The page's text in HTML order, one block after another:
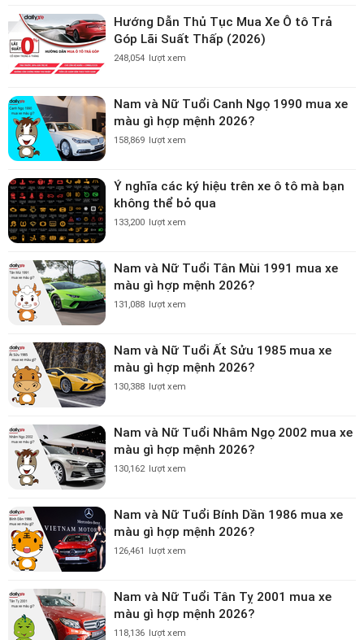
Hướng Dẫn Thủ Tục Mua Xe Ô tô Trả
Góp Lãi Suất Thấp (2026)
248,054 lượt xem
Nam và Nữ Tuổi Canh Ngọ 1990 mua xe
màu gì hợp mệnh 2026?
158,869 lượt xem
Ý nghĩa các ký hiệu trên xe ô tô mà bạn
không thể bỏ qua
133,200 lượt xem
Nam và Nữ Tuổi Tân Mùi 1991 mua xe
màu gì hợp mệnh 2026?
131,088 lượt xem
Nam và Nữ Tuổi Ất Sửu 1985 mua xe
màu gì hợp mệnh 2026?
130,388 lượt xem
Nam và Nữ Tuổi Nhâm Ngọ 2002 mua xe
màu gì hợp mệnh 2026?
130,162 lượt xem
Nam và Nữ Tuổi Bính Dần 1986 mua xe
màu gì hợp mệnh 2026?
126,461 lượt xem
Nam và Nữ Tuổi Tân Tỵ 2001 mua xe
màu gì hợp mệnh 2026?
118,136 lượt xem